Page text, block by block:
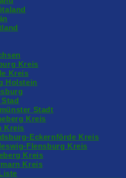
Kreis
Kreis
Holstein
Stadt
Kreis
Kreis
Eckernförde Kreis
Flensburg Kreis
Kreis
Kreis